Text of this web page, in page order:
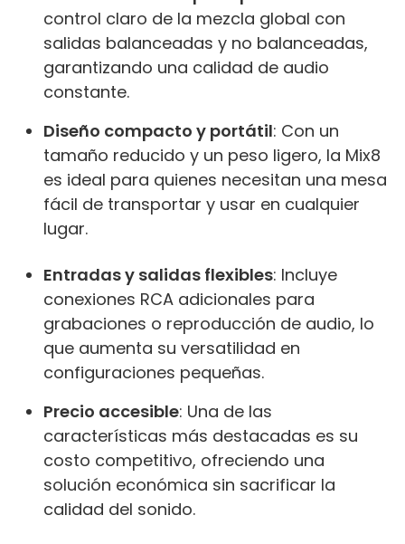
control claro de la mezcla global con
salidas balanceadas y no balanceadas,
garantizando una calidad de audio
constante.
Diseño compacto y portátil: Con un
tamaño reducido y un peso ligero, la Mix8
es ideal para quienes necesitan una mesa
fácil de transportar y usar en cualquier
lugar.
Entradas y salidas flexibles: Incluye
conexiones RCA adicionales para
grabaciones o reproducción de audio, lo
que aumenta su versatilidad en
configuraciones pequeñas.
Precio accesible: Una de las
características más destacadas es su
costo competitivo, ofreciendo una
solución económica sin sacrificar la
calidad del sonido.